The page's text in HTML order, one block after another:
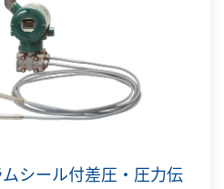
シール付差圧・圧力伝